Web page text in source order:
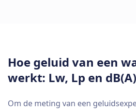
Hoe geluid van een
werkt: Lw, Lp en dB(A)
Om de meting van een